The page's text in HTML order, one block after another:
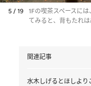
5 / 19
1Fの喫茶スペースに
てみると、背もたれ
関連記事
水木しげるとほしより